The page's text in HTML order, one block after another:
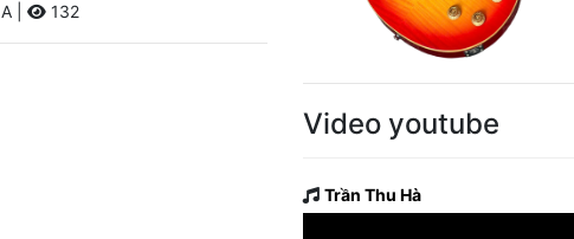
A | 132
Video youtube
Trần Thu Hà